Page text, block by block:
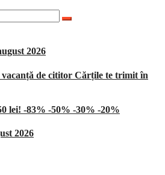
2026
vacanță de cititor Cărțile te trimit în
lei! -83% -50% -30% -20%
2026